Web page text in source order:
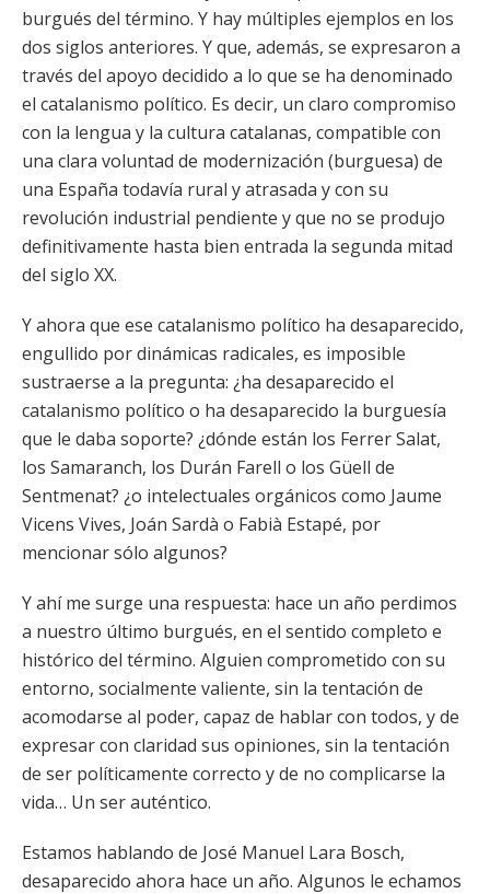
burgués del término. Y hay múltiples ejemplos en los
dos siglos anteriores. Y que, además, se expresaron a
través del apoyo decidido a lo que se ha denominado
el catalanismo político. Es decir, un claro compromiso
con la lengua y la cultura catalanas, compatible con
una clara voluntad de modernización (burguesa) de
una España todavía rural y atrasada y con su
revolución industrial pendiente y que no se produjo
definitivamente hasta bien entrada la segunda mitad
del siglo XX.
Y ahora que ese catalanismo político ha desaparecido,
engullido por dinámicas radicales, es imposible
sustraerse a la pregunta: ¿ha desaparecido el
catalanismo político o ha desaparecido la burguesía
que le daba soporte? ¿dónde están los Ferrer Salat,
los Samaranch, los Durán Farell o los Güell de
Sentmenat? ¿o intelectuales orgánicos como Jaume
Vicens Vives, Joán Sardà o Fabià Estapé, por
mencionar sólo algunos?
Y ahí me surge una respuesta: hace un año perdimos
a nuestro último burgués, en el sentido completo e
histórico del término. Alguien comprometido con su
entorno, socialmente valiente, sin la tentación de
acomodarse al poder, capaz de hablar con todos, y de
expresar con claridad sus opiniones, sin la tentación
de ser políticamente correcto y de no complicarse la
vida… Un ser auténtico.
Estamos hablando de José Manuel Lara Bosch,
desaparecido ahora hace un año. Algunos le echamos